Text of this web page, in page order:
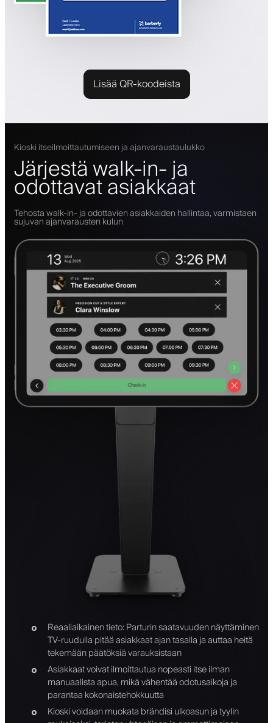
Lisää QR-koodeista
Kioski itseilmoittautumiseen ja ajanvaraustaulukko
Järjestä walk-in- ja
odottavat asiakkaat
Tehosta walk-in- ja odottavien asiakkaiden hallintaa, varmistaen
sujuvan ajanvarausten kulun
Reaaliaikainen tieto: Parturin saatavuuden näyttäminen
TV-ruudulla pitää asiakkaat ajan tasalla ja auttaa heitä
tekemään päätöksiä varauksistaan
Asiakkaat voivat ilmoittautua nopeasti itse ilman
manuaalista apua, mikä vähentää odotusaikoja ja
parantaa kokonaistehokkuutta
Kioski voidaan muokata brändisi ulkoasun ja tyylin